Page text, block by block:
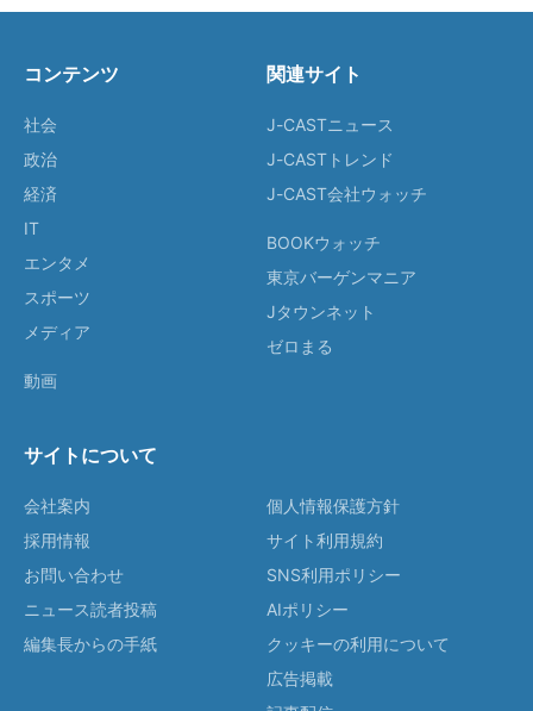
コンテンツ
社会
政治
経済
IT
エンタメ
スポーツ
メディア
動画
関連サイト
J-CASTニュース
J-CASTトレンド
J-CAST会社ウォッチ
BOOKウォッチ
東京バーゲンマニア
Jタウンネット
ゼロまる
サイトについて
会社案内
採用情報
お問い合わせ
ニュース読者投稿
編集長からの手紙
個人情報保護方針
サイト利用規約
SNS利用ポリシー
AIポリシー
クッキーの利用について
広告掲載